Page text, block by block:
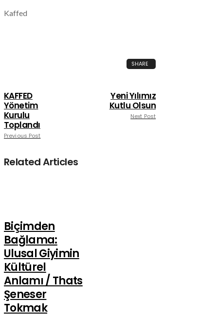
Kaffed
SHARE
KAFFED
Yönetim
Kurulu
Toplandı
Previous Post
Yeni Yılımız
Kutlu Olsun
Next Post
Related Articles
Biçimden
Bağlama:
Ulusal Giyimin
Kültürel
Anlamı / Thats
Şeneser
Tokmak